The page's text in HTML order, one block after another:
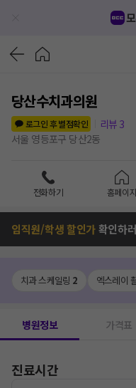
당산수치과의원
로그인 후 별점확인
리뷰 3
서울 영등포구 당산2동
전화하기 홈페이지
임직원/학생 할인가확인하
치과 스케일링 2 엑스레이
병원정보 가격표
진료시간